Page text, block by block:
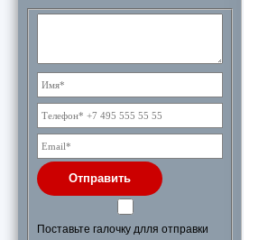
Отправить
Поставьте галочку длля отправки